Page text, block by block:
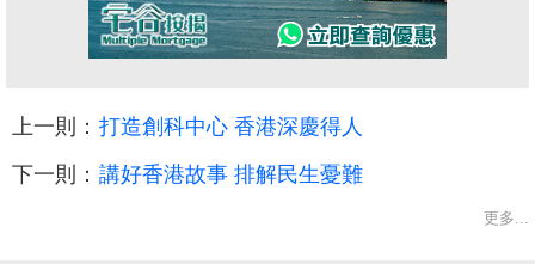
上一則： 打造創科中心 香港深慶得人
下一則： 講好香港故事 排解民生憂難
更多...